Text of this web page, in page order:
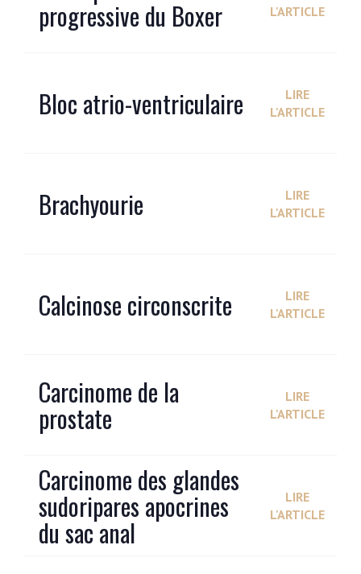
progressive du Boxer
L'ARTICLE
Bloc atrio-ventriculaire
LIRE
L'ARTICLE
Brachyourie
LIRE
L'ARTICLE
Calcinose circonscrite
LIRE
L'ARTICLE
Carcinome de la
prostate
LIRE
L'ARTICLE
Carcinome des glandes
sudoripares apocrines
du sac anal
LIRE
L'ARTICLE